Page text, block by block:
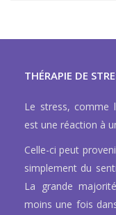
THÉRAPIE DE
Le stress, comme
est une réaction à
Celle-ci peut
simplement du
La grande
moins une fois